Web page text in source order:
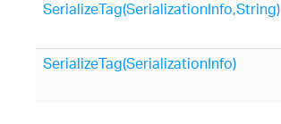
SerializeTag(SerializationInfo,String)
SerializeTag(SerializationInfo)